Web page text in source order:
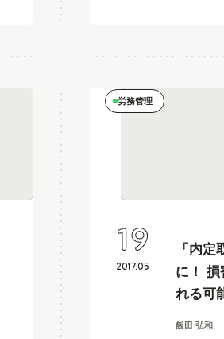
労務管理
「内
に！ 損
れる可
飯田 弘和
2017.05
19